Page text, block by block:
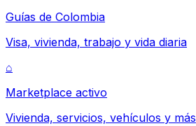
Guías de Colombia
Visa, vivienda, trabajo y vida diaria
⌂
Marketplace activo
Vivienda, servicios, vehículos y más